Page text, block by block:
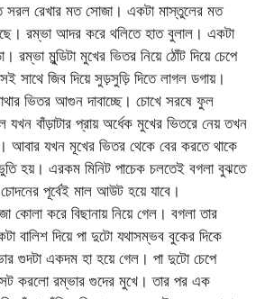
সরল রেখার মত সোজা। একটা মাস্তুলের মত
রম্ভা আদর করে থলিতে হাত বুলাল। একটা
রম্ভা মুন্ডিটা মুখের ভিতর নিয়ে ঠোঁট দিয়ে চেপে
সাথে জিব দিয়ে সুড়সুড়ি দিতে লাগল ডগায়।
ভিতর আগুন দাবাচ্ছে। চোখে সরষে ফুল
যখন বাঁড়াটার প্রায় অর্ধেক মুখের ভিতরে নেয় তখন
যখন মূখের ভিতর থেকে বের করতে থাকে
হয়। এরকম মিনিট পাচেক চলতেই বগলা বুঝতে
পূর্বেই মাল আউট হয়ে যাবে।
কোলা করে বিছানায় নিয়ে গেল। বগলা তার
বালিশ দিয়ে পা দুটো যথাসম্ভব বুকের দিকে
গুদটা একদম হা হয়ে গেল। পা দুটো চেপে
সেট করলো রম্ভার গুদের মুখে। তার পর এক